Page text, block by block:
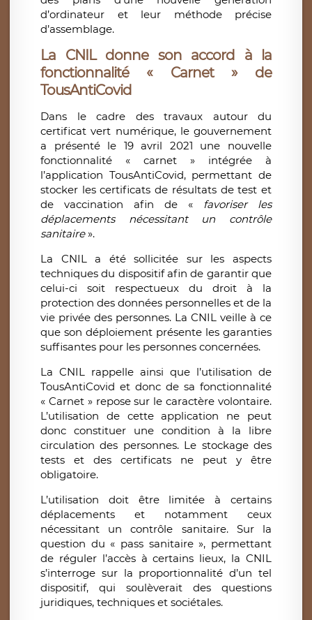
d’ordinateur et leur méthode précise
d’assemblage.
La CNIL donne son accord à la
fonctionnalité « Carnet » de
TousAntiCovid
Dans le cadre des travaux autour du
certificat vert numérique, le gouvernement
a présenté le 19 avril 2021 une nouvelle
fonctionnalité « carnet » intégrée à
l’application TousAntiCovid, permettant de
stocker les certificats de résultats de test et
de vaccination afin de « favoriser les
déplacements nécessitant un contrôle
sanitaire».
La CNIL a été sollicitée sur les aspects
techniques du dispositif afin de garantir que
celui-ci soit respectueux du droit à la
protection des données personnelles et de la
vie privée des personnes. La CNIL veille à ce
que son déploiement présente les garanties
suffisantes pour les personnes concernées.
La CNIL rappelle ainsi que l’utilisation de
TousAntiCovid et donc de sa fonctionnalité
« Carnet » repose sur le caractère volontaire.
L’utilisation de cette application ne peut
donc constituer une condition à la libre
circulation des personnes. Le stockage des
tests et des certificats ne peut y être
obligatoire.
L’utilisation doit être limitée à certains
déplacements et notamment ceux
nécessitant un contrôle sanitaire. Sur la
question du « pass sanitaire », permettant
de réguler l’accès à certains lieux, la CNIL
s’interroge sur la proportionnalité d’un tel
dispositif, qui soulèverait des questions
juridiques, techniques et sociétales.